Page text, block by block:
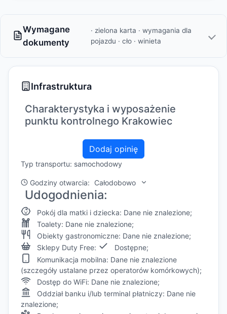
Wymagane
dokumenty
· zielona karta · wymagania dla
pojazdu · cło · winieta
Infrastruktura
Charakterystyka i wyposażenie
punktu kontrolnego Krakowiec
Dodaj opinię
Typ transportu: samochodowy
Godziny otwarcia: Całodobowo
Udogodnienia:
Pokój dla matki i dziecka: Dane nie znalezione;
Toalety: Dane nie znalezione;
Obiekty gastronomiczne: Dane nie znalezione;
Sklepy Duty Free:
Dostępne;
Komunikacja mobilna: Dane nie znalezione
(szczegóły ustalane przez operatorów komórkowych);
Dostęp do WiFi: Dane nie znalezione;
Oddział banku i/lub terminal płatniczy: Dane nie
znalezione;